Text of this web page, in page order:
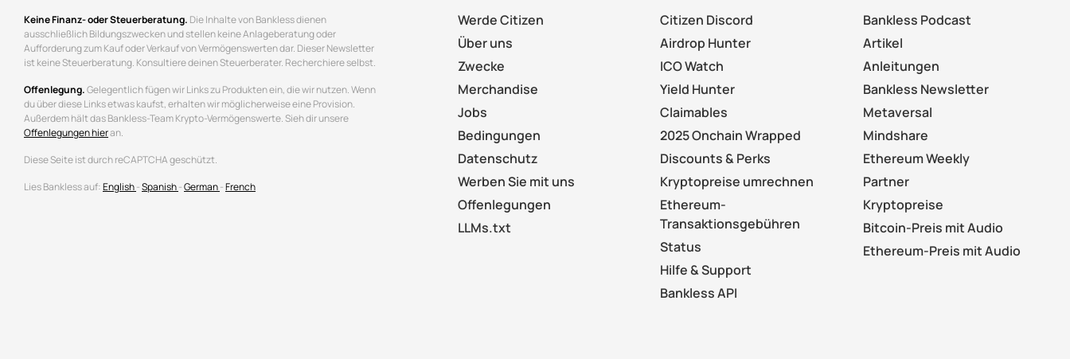
Keine Finanz- oder Steuerberatung. Die Inhalte von Bankless dienen
ausschließlich Bildungszwecken und stellen keine Anlageberatung oder
Aufforderung zum Kauf oder Verkauf von Vermögenswerten dar. Dieser Newsletter
ist keine Steuerberatung. Konsultiere deinen Steuerberater. Recherchiere selbst.
Offenlegung.Gelegentlich fügen wir Links zu Produkten ein, die wir nutzen. Wenn
du über diese Links etwas kaufst, erhalten wir möglicherweise eine Provision.
Außerdem hält das Bankless-Team Krypto-Vermögenswerte. Sieh dir unsere
Offenlegungen hieran.
Diese Seite ist durch reCAPTCHA geschützt.
Lies Bankless auf:English-Spanish-German-French
Werde Citizen
Über uns
Zwecke
Merchandise
Jobs
Bedingungen
Datenschutz
Werben Sie mit uns
Offenlegungen
LLMs.txt
Citizen Discord
Airdrop Hunter
ICO Watch
Yield Hunter
Claimables
2025 Onchain Wrapped
Discounts & Perks
Kryptopreise umrechnen
Ethereum-
Transaktionsgebühren
Status
Hilfe & Support
Bankless API
Bankless Podcast
Artikel
Anleitungen
Bankless Newsletter
Metaversal
Mindshare
Ethereum Weekly
Partner
Kryptopreise
Bitcoin-Preis mit Audio
Ethereum-Preis mit Audio